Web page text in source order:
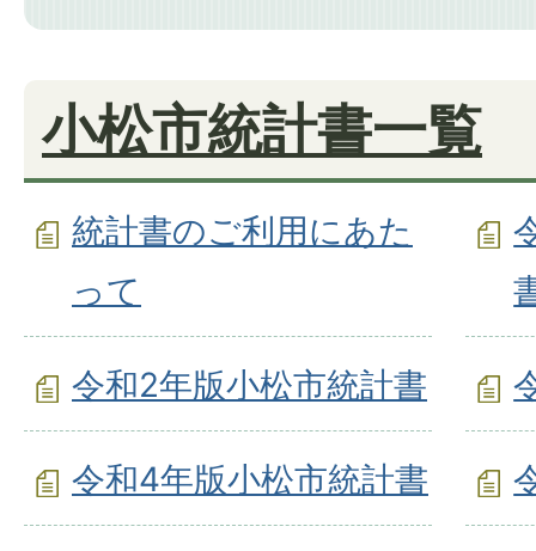
小松市統計書一覧
統計書のご利用にあた
って
令和2年版小松市統計書
令和4年版小松市統計書